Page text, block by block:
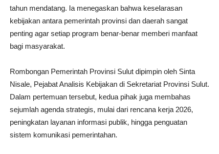
tahun mendatang. Ia menegaskan bahwa keselarasan
kebijakan antara pemerintah provinsi dan daerah sangat
penting agar setiap program benar-benar memberi manfaat
bagi masyarakat.
Rombongan Pemerintah Provinsi Sulut dipimpin oleh Sinta
Nisale, Pejabat Analisis Kebijakan di Sekretariat Provinsi Sulut.
Dalam pertemuan tersebut, kedua pihak juga membahas
sejumlah agenda strategis, mulai dari rencana kerja 2026,
peningkatan layanan informasi publik, hingga penguatan
sistem komunikasi pemerintahan.